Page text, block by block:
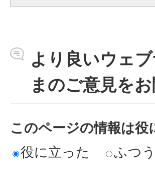
より良いウェ
まのご意見を
このページの情報は役
役に立った
ふつう